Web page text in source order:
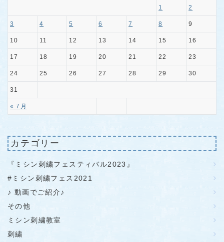
« 7月
1 2
3 4 5 6 7 8 9
10 11 12 13 14 15 16
17 18 19 20 21 22 23
24 25 26 27 28 29 30
31
カテゴリー
『ミシン刺繍フェスティバル2023』
#ミシン刺繍フェス2021
♪ 動画でご紹介♪
その他
ミシン刺繍教室
刺繍